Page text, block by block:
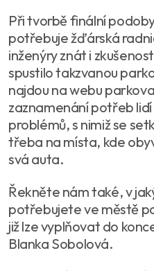
Při tvorbě finální
potřebuje žďárská
inženýry znát i
spustilo takzvanou
najdou na webu
zaznamenání potřeb
problémů, s nimiž se
třeba na místa, kde
svá auta.
Řekněte nám také, v
potřebujete ve městě
již lze vyplňovat do
Blanka Sobolová.